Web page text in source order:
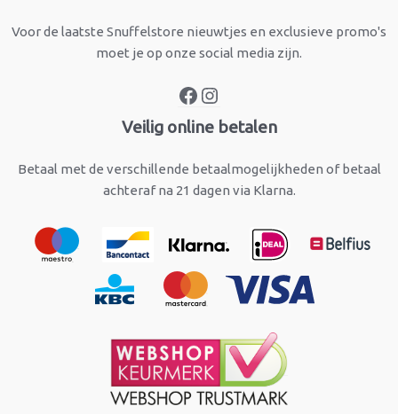
Voor de laatste Snuffelstore nieuwtjes en exclusieve promo's
moet je op onze social media zijn.
Veilig online betalen
Betaal met de verschillende betaalmogelijkheden of betaal
achteraf na 21 dagen via Klarna.